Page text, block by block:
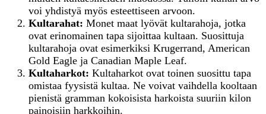
voi yhdistyä myös esteettiseen arvoon.
Kultarahat: Monet maat lyövät kultarahoja, jotka
ovat erinomainen tapa sijoittaa kultaan. Suosittuja
kultarahoja ovat esimerkiksi Krugerrand, American
Gold Eagle ja Canadian Maple Leaf.
Kultaharkot: Kultaharkot ovat toinen suosittu tapa
omistaa fyysistä kultaa. Ne voivat vaihdella kooltaan
pienistä gramman kokoisista harkoista suuriin kilon
painoisiin harkkoihin.